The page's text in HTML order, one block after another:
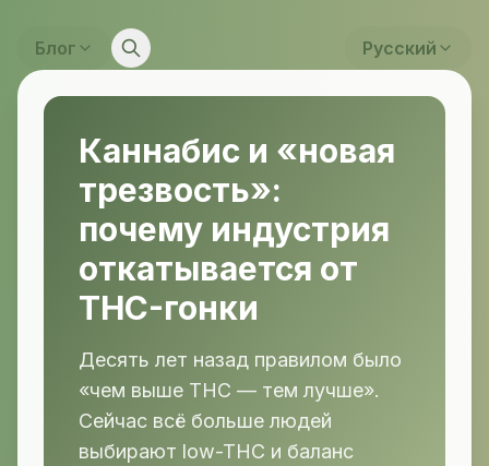
Блог Русский
Каннабис и «новая
трезвость»:
почему индустрия
откатывается от
THC-гонки
Десять лет назад правилом было
«чем выше THC — тем лучше».
Сейчас всё больше людей
выбирают low-THC и баланс